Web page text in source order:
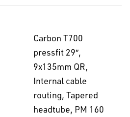
Carbon T700
pressfit 29″,
9x135mm QR,
Internal cable
routing, Tapered
headtube, PM 160